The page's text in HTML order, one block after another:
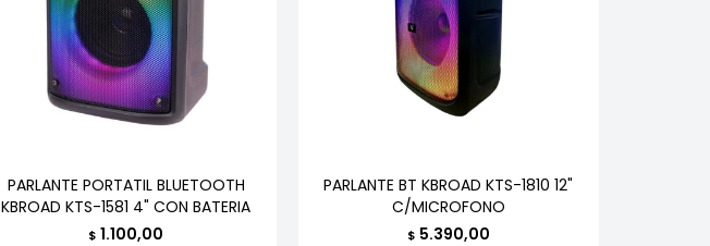
PARLANTE PORTATIL BLUETOOTH
KBROAD KTS-1581 4" CON BATERIA
$ 1.100,00
PARLANTE BT KBROAD KTS-1810 12"
C/MICROFONO
$ 5.390,00